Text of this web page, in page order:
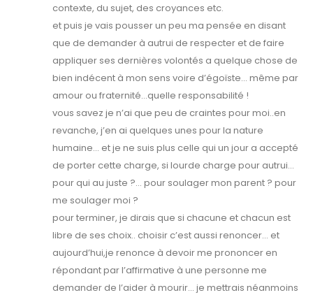
contexte, du sujet, des croyances etc.
et puis je vais pousser un peu ma pensée en disant
que de demander à autrui de respecter et de faire
appliquer ses dernières volontés a quelque chose de
bien indécent à mon sens voire d’égoïste… même par
amour ou fraternité…quelle responsabilité !
vous savez je n’ai que peu de craintes pour moi..en
revanche, j’en ai quelques unes pour la nature
humaine… et je ne suis plus celle qui un jour a accepté
de porter cette charge, si lourde charge pour autrui…
pour qui au juste ?… pour soulager mon parent ? pour
me soulager moi ?
pour terminer, je dirais que si chacune et chacun est
libre de ses choix.. choisir c’est aussi renoncer… et
aujourd’hui,je renonce à devoir me prononcer en
répondant par l’affirmative à une personne me
demander de l’aider à mourir… je mettrais néanmoins